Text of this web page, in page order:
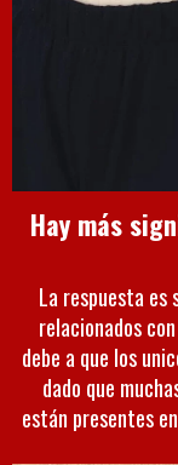
¿Hay más
La respuesta es
relacionados
debe a que los
dado que
están presentes